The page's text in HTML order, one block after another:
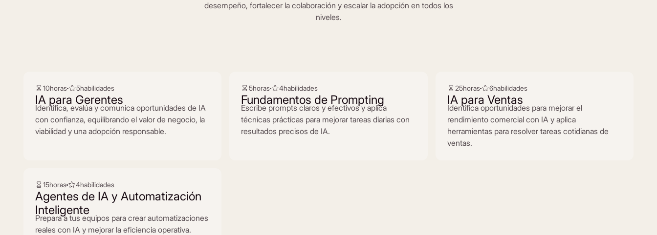
desempeño, fortalecer la colaboración y escalar la adopción en todos los
niveles.
10horas 5habilidades
IA para Gerentes
Identifica, evalúa y comunica oportunidades de IA
con confianza, equilibrando el valor de negocio, la
viabilidad y una adopción responsable.
5horas 4habilidades
Fundamentos de Prompting
Escribe prompts claros y efectivos y aplica
técnicas prácticas para mejorar tareas diarias con
resultados precisos de IA.
25horas 6habilidades
IA para Ventas
Identifica oportunidades para mejorar el
rendimiento comercial con IA y aplica
herramientas para resolver tareas cotidianas de
ventas.
15horas 4habilidades
Agentes de IA y Automatización
Inteligente
Prepara a tus equipos para crear automatizaciones
reales con IA y mejorar la eficiencia operativa.